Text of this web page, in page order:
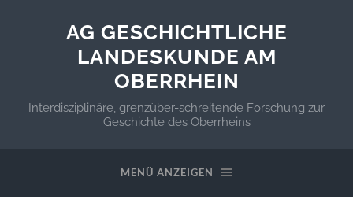
AG GESCHICHTLICHE
LANDESKUNDE AM
OBERRHEIN
Interdisziplinäre, grenzüber-schreitende Forschung zur
Geschichte des Oberrheins
MENÜ ANZEIGEN